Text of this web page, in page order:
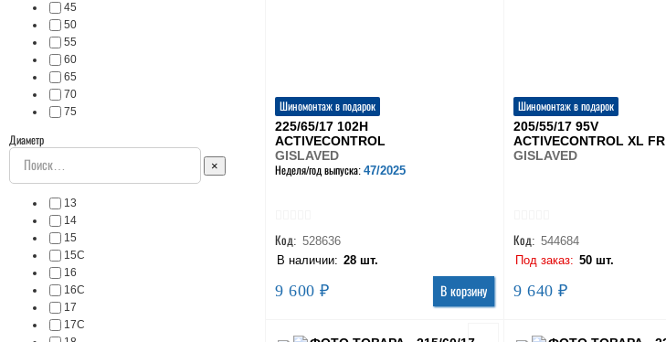
45
50
55
60
65
70
75
Диаметр
×
13
14
15
15C
16
16C
17
17C
Шиномонтаж в подарок
225/65/17 102H
ACTIVECONTROL
GISLAVED
Неделя/год выпуска:47/2025
Код: 528636
В наличии: 28 шт.
9 600 ₽ В корзину
Шиномонтаж в подарок
205/55/17 95V
ACTIVECONTROL XL FR
GISLAVED
Код: 544684
Под заказ: 50 шт.
9 640 ₽